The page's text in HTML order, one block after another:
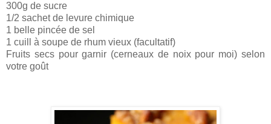
300g de sucre
1/2 sachet de levure chimique
1 belle pincée de sel
1 cuill à soupe de rhum vieux (facultatif)
Fruits secs pour garnir (cerneaux de noix pour moi) selon
votre goût